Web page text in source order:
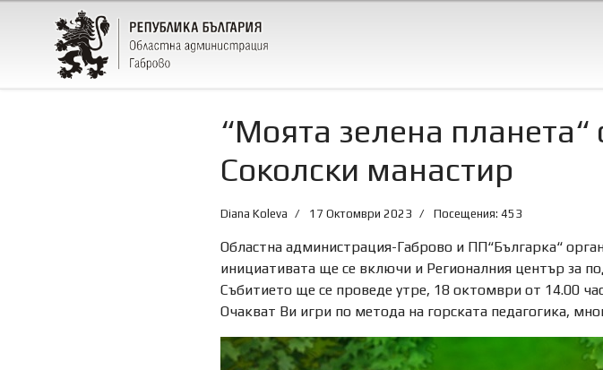
“Моята зелена
Соколски манастир
Diana Koleva 17 Октомври 2023 Посещения: 453
Областна администрация-Габрово и ПП“Българка“
инициативата ще се включи и Регионалния център за
Събитието ще се проведе утре, 18 октомври от 14.00
Очакват Ви игри по метода на горската педагогика,